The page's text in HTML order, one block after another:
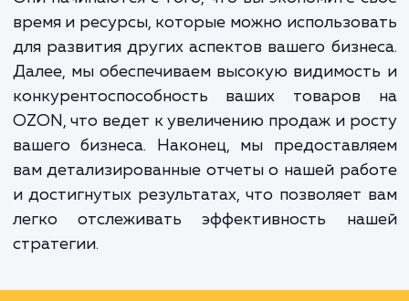
продажи и усилит ваш бренд на одной из
крупных торговых площадок России.
Преимущества нашей услуги
Они начинаются с того, что вы экономите
время и ресурсы, которые можно
для развития других аспектов вашего
Далее, мы обеспечиваем высокую
конкурентоспособность ваших